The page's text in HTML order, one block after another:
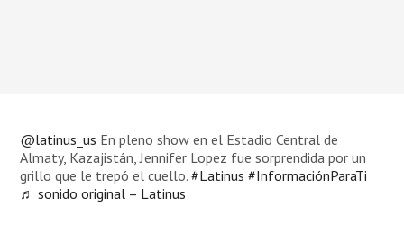
@latinus_us En pleno show en el Estadio Central de
Almaty, Kazajistán, Jennifer Lopez fue sorprendida por un
grillo que le trepó el cuello.#Latinus #InformaciónParaTi
♬ sonido original – Latinus